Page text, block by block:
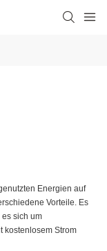
Energien auf
Vorteile. Es
sich um
kostenlosem Strom